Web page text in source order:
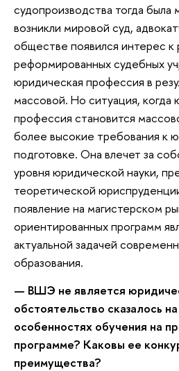
судопроизводства тогда была
возникли мировой суд,
обществе появился интерес к
реформированных судебных
юридическая профессия в
массовой. Но ситуация, когда
профессия становится
более высокие требования к
подготовке. Она влечет за
уровня юридической науки,
теоретической
появление на магистерском
ориентированных программ
актуальной задачей
образования.
— ВШЭ не является
обстоятельство сказалось
особенностях обучения на
программе? Каковы ее
преимущества?